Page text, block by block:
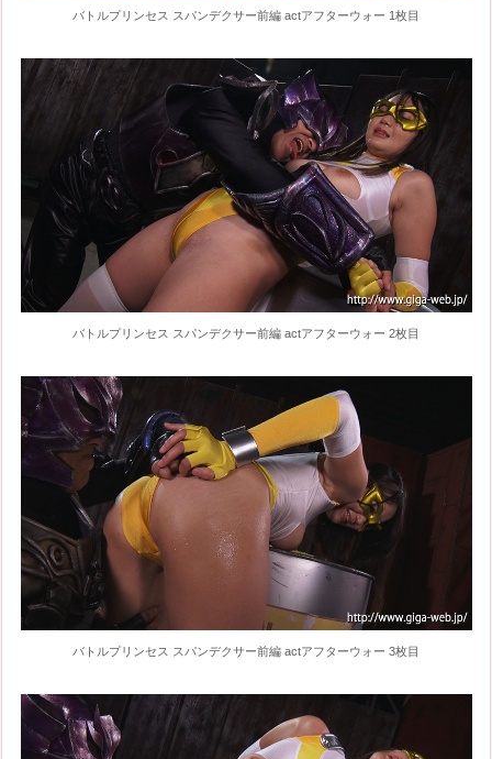
バトルプリンセス スパンデクサー前編 actアフターウォー 1枚目
バトルプリンセス スパンデクサー前編 actアフターウォー 2枚目
バトルプリンセス スパンデクサー前編 actアフターウォー 3枚目